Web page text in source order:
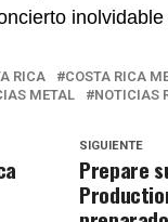
RICA COSTA RICA
METAL NOTICIAS
SIGUIENTE
Prepare